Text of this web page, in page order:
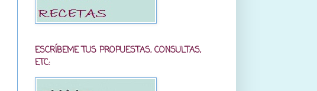
ESCRÍBEME TUS PROPUESTAS, CONSULTAS,
ETC: